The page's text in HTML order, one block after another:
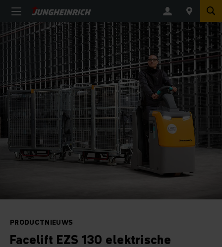
PRODUCTNIEUWS
Facelift EZS 130 elektrische